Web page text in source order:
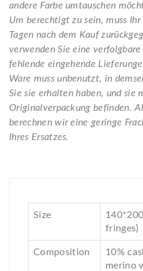
andere Farbe umtauschen
Um berechtigt zu sein, muss
Tagen nach dem Kauf
verwenden Sie eine
fehlende eingehende
Ware muss unbenutzt, in
Sie sie erhalten haben, und sie
Originalverpackung befinden.
berechnen wir eine geringe
Ihres Ersatzes.
Size
fringes)
Composition
10%
merino